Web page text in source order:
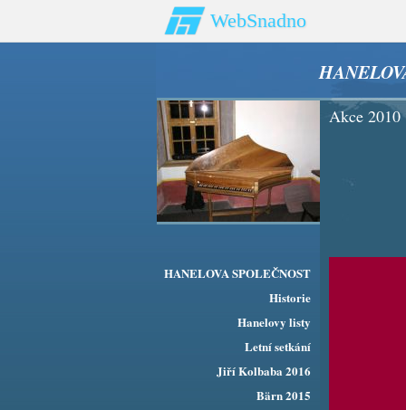
WebSnadno
HANELOVA SPOLEČNOST
Historie
Hanelovy listy
Letní setkání
Jiří Kolbaba 2016
Bärn 2015
Akce 2010